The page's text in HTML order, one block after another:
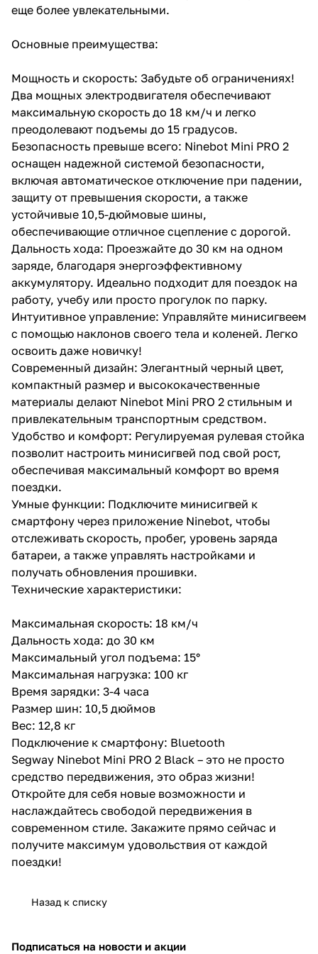
еще более увлекательными.
Основные преимущества:
Мощность и скорость: Забудьте об ограничениях!
Два мощных электродвигателя обеспечивают
максимальную скорость до 18 км/ч и легко
преодолевают подъемы до 15 градусов.
Безопасность превыше всего: Ninebot Mini PRO 2
оснащен надежной системой безопасности,
включая автоматическое отключение при падении,
защиту от превышения скорости, а также
устойчивые 10,5-дюймовые шины,
обеспечивающие отличное сцепление с дорогой.
Дальность хода: Проезжайте до 30 км на одном
заряде, благодаря энергоэффективному
аккумулятору. Идеально подходит для поездок на
работу, учебу или просто прогулок по парку.
Интуитивное управление: Управляйте минисигвеем
с помощью наклонов своего тела и коленей. Легко
освоить даже новичку!
Современный дизайн: Элегантный черный цвет,
компактный размер и высококачественные
материалы делают Ninebot Mini PRO 2 стильным и
привлекательным транспортным средством.
Удобство и комфорт: Регулируемая рулевая стойка
позволит настроить минисигвей под свой рост,
обеспечивая максимальный комфорт во время
поездки.
Умные функции: Подключите минисигвей к
смартфону через приложение Ninebot, чтобы
отслеживать скорость, пробег, уровень заряда
батареи, а также управлять настройками и
получать обновления прошивки.
Технические характеристики:
Максимальная скорость: 18 км/ч
Дальность хода: до 30 км
Максимальный угол подъема: 15°
Максимальная нагрузка: 100 кг
Время зарядки: 3-4 часа
Размер шин: 10,5 дюймов
Вес: 12,8 кг
Подключение к смартфону: Bluetooth
Segway Ninebot Mini PRO 2 Black – это не просто
средство передвижения, это образ жизни!
Откройте для себя новые возможности и
наслаждайтесь свободой передвижения в
современном стиле. Закажите прямо сейчас и
получите максимум удовольствия от каждой
поездки!
Назад к списку
Подписаться на новости и акции